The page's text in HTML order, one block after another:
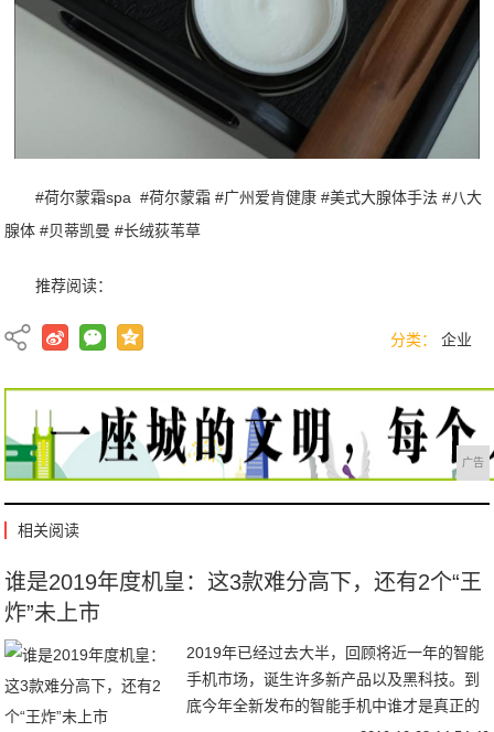
#荷尔蒙霜spa #荷尔蒙霜 #广州爱肯健康 #美式大腺体手法 #八大
腺体 #贝蒂凯曼 #长绒荻苇草
推荐阅读：
分类： 企业
广告
相关阅读
谁是2019年度机皇：这3款难分高下，还有2个“王
炸”未上市
2019年已经过去大半，回顾将近一年的智能
手机市场，诞生许多新产品以及黑科技。到
底今年全新发布的智能手机中谁才是真正的